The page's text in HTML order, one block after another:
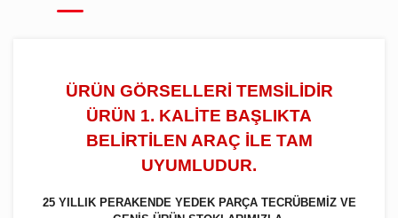
ÜRÜN GÖRSELLERİ TEMSİLİDİR
ÜRÜN 1. KALİTE BAŞLIKTA
BELİRTİLEN ARAÇ İLE TAM
UYUMLUDUR.
25 YILLIK PERAKENDE YEDEK PARÇA TECRÜBEMİZ VE